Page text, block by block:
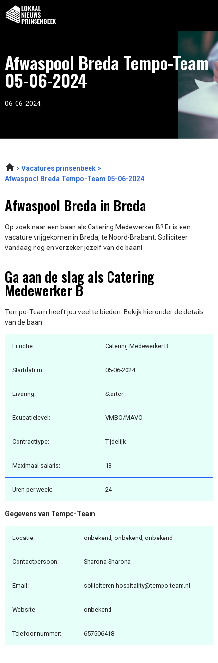
Afwaspool Breda Tempo-Team
05-06-2024
06-06-2024
Vacatures prinsenbeek
Afwaspool Breda Tempo-Team 05-06-2024
Afwaspool Breda in Breda
Op zoek naar een baan als Catering Medewerker B? Er is een
vacature vrijgekomen in Breda, te Noord-Brabant. Solliciteer
vandaag nog en verzeker jezelf van de baan!
Ga aan de slag als Catering
Medewerker B
Tempo-Team heeft jou veel te bieden. Bekijk hieronder de details
van de baan
Functie: Catering Medewerker B
Startdatum: 05-06-2024
Ervaring: Starter
Educatielevel: VMBO/MAVO
Contracttype: Tijdelijk
Maximaal salaris: 13
Uren per week: 24
Gegevens van Tempo-Team
Locatie: onbekend, onbekend, onbekend
Contactpersoon: Sharona Sharona
Email: solliciteren-hospitality@tempo-team.nl
Website: onbekend
Telefoonnummer: 657506418